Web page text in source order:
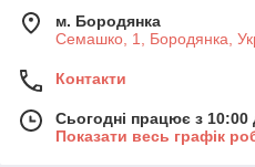
м. Бородянка
Семашко, 1, Бородянка,
Контакти
Сьогодні працює з 10:00
Показати весь графік